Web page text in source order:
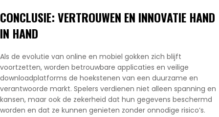
CONCLUSIE: VERTROUWEN EN INNOVATIE HAND
IN HAND
Als de evolutie van online en mobiel gokken zich blijft
voortzetten, worden betrouwbare applicaties en veilige
downloadplatforms de hoekstenen van een duurzame en
verantwoorde markt. Spelers verdienen niet alleen spanning en
kansen, maar ook de zekerheid dat hun gegevens beschermd
worden en dat ze kunnen genieten zonder onnodige risico’s.